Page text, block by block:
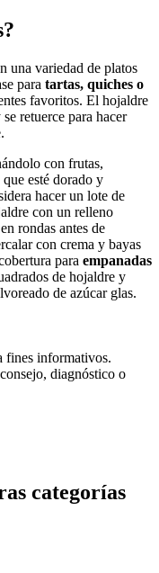
una variedad de platos
para tartas, quiches o
favoritos. El hojaldre
retuerce para hacer
con frutas,
esté dorado y
hacer un lote de
con un relleno
rondas antes de
con crema y bayas
para empanadas
de hojaldre y
de azúcar glas.
fines informativos.
diagnóstico o
categorías